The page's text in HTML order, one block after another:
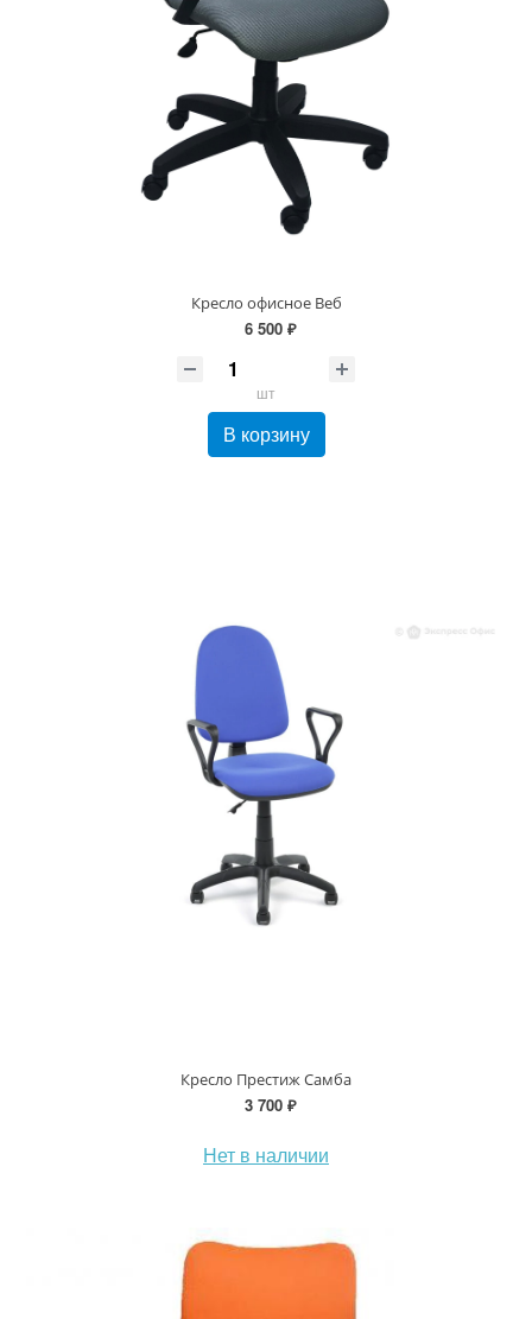
Кресло офисное Веб
6 500 ₽
шт
В корзину
Кресло Престиж Самба
3 700 ₽
Нет в наличии